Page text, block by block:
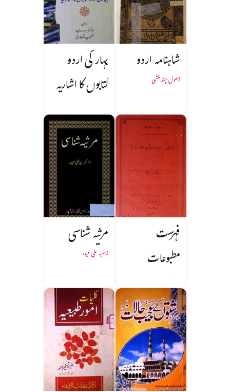
شاہنامہ اردو
مول چند منشی
بہار کی اردو
کتابوں کا اشاریہ
فہرست
مطبوعات
مرثیہ شناسی
سید علی حیدر